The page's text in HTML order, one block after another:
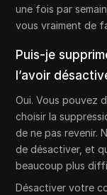
une fois par
vous vraiment de
Puis-je
l’avoir
Oui. Vous pouvez
choisir la
de ne pas revenir.
de désactiver, et
beaucoup plus
Désactiver votre